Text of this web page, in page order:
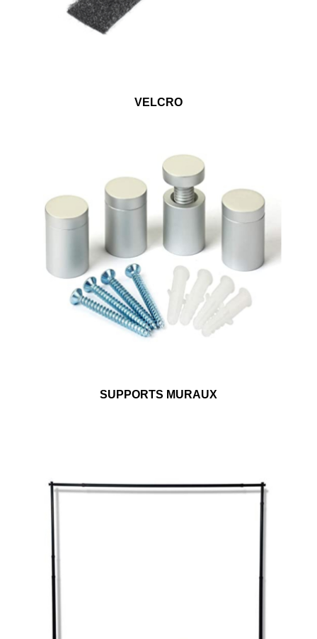
VELCRO
SUPPORTS MURAUX